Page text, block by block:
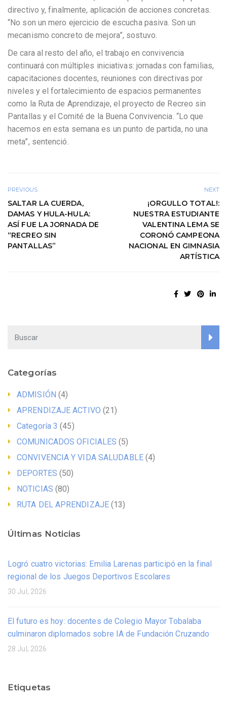
directivo y, finalmente, aplicación de acciones concretas.
“No son un mero ejercicio de escucha pasiva. Son un
mecanismo concreto de mejora”, sostuvo.
De cara al resto del año, el trabajo en convivencia
continuará con múltiples iniciativas: jornadas con familias,
capacitaciones docentes, reuniones con directivas por
niveles y el fortalecimiento de espacios permanentes
como la Ruta de Aprendizaje, el proyecto de Recreo sin
Pantallas y el Comité de la Buena Convivencia. “Lo que
hacemos en esta semana es un punto de partida, no una
meta”, sentenció.
PREVIOUS
SALTAR LA CUERDA,
DAMAS Y HULA-HULA:
ASÍ FUE LA JORNADA DE
“RECREO SIN
PANTALLAS”
NEXT
¡ORGULLO TOTAL!:
NUESTRA ESTUDIANTE
VALENTINA LEMA SE
CORONÓ CAMPEONA
NACIONAL EN GIMNASIA
ARTÍSTICA
Categorías
ADMISIÓN (4)
APRENDIZAJE ACTIVO (21)
Categoría 3 (45)
COMUNICADOS OFICIALES (5)
CONVIVENCIA Y VIDA SALUDABLE(4)
DEPORTES (50)
NOTICIAS (80)
RUTA DEL APRENDIZAJE (13)
Últimas Noticias
Logró cuatro victorias: Emilia Larenas participó en la final
regional de los Juegos Deportivos Escolares
30 Jul, 2026
El futuro es hoy: docentes de Colegio Mayor Tobalaba
culminaron diplomados sobre IA de Fundación Cruzando
28 Jul, 2026
Etiquetas